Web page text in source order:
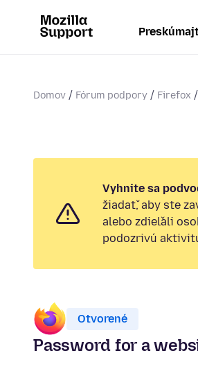
Domov Fórum podpory Firefox
Vyhnite sa
žiadať, aby ste
alebo zdieľali
podozrivú
Otvorené
Password for a